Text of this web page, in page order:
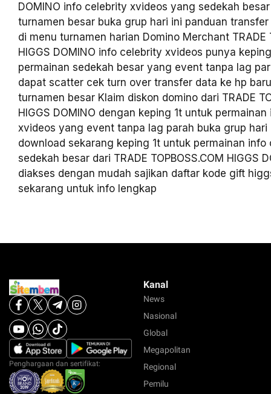
DOMINO info celebrity xvideos yang sedekah
turnamen besar buka grup hari ini panduan
di menu turnamen harian Domino Merchant TRADE
HIGGS DOMINO info celebrity xvideos punya
permainan sedekah besar yang event tanpa lag
dapat scatter cek turn over transfer data ke hp
turnamen besar Klaim diskon domino dari TRADE
HIGGS DOMINO dengan keping 1t untuk
xvideos yang event tanpa lag parah buka grup hari
download sekarang keping 1t untuk permainan
sedekah besar dari TRADE TOPBOSS.COM HIGGS
diakses dengan mudah sajikan daftar kode gift
sekarang untuk info lengkap
Penghargaan dan sertifikat:
Kanal
News
Nasional
Global
Megapolitan
Regional
Pemilu